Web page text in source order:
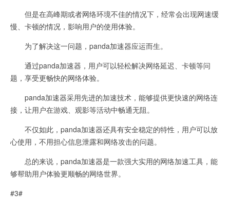
但是在高峰期或者网络环境不佳的情况下，经常会出现网速缓
慢、卡顿的情况，影响用户的使用体验。
为了解决这一问题，panda加速器应运而生。
通过panda加速器，用户可以轻松解决网络延迟、卡顿等问
题，享受更畅快的网络体验。
panda加速器采用先进的加速技术，能够提供更快速的网络连
接，让用户在游戏、观影等活动中畅通无阻。
不仅如此，panda加速器还具有安全稳定的特性，用户可以放
心使用，不用担心信息泄露和网络攻击的问题。
总的来说，panda加速器是一款强大实用的网络加速工具，能
够帮助用户体验更顺畅的网络世界。
#3#